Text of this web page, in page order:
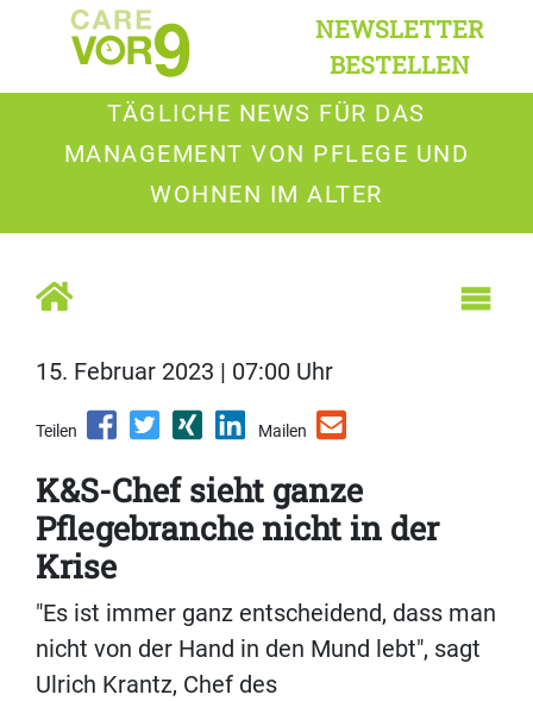
NEWSLETTER
BESTELLEN
TÄGLICHE NEWS FÜR DAS
MANAGEMENT VON PFLEGE UND
WOHNEN IM ALTER
15. Februar 2023 | 07:00 Uhr
Teilen Mailen
K&S-Chef sieht ganze
Pflegebranche nicht in der
Krise
"Es ist immer ganz entscheidend, dass man
nicht von der Hand in den Mund lebt", sagt
Ulrich Krantz, Chef des